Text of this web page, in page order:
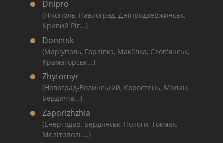
Dnipro
(Нікополь, Павлоград, Дніпродзержинськ,
Кривий Ріг...)
Donetsk
(Маріуполь, Горлівка, Макіївка, Слов'янськ,
Краматорськ...)
Zhytomyr
(Новоград-Волинський, Коростень, Малин,
Бердичів...)
Zaporizhzhia
(Енергодар, Бердянськ, Пологи, Токмак,
Мелітополь...)